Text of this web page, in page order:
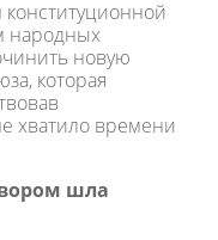
народных
новую
которая
хватило времени
шла